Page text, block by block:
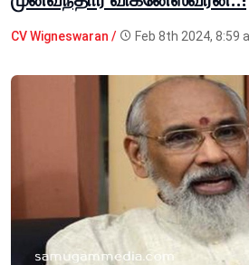
CV Wigneswaran / Feb 8th 2024, 8:59